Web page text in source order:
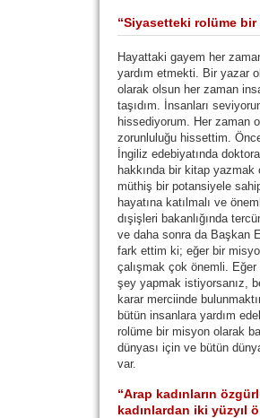
“Siyasetteki rolüme
Hayattaki gayem her
yardım etmekti. Bir yazar
olarak olsun her zaman
taşıdım. İnsanları
hissediyorum. Her zaman
zorunluluğu hissettim.
İngiliz edebiyatında
hakkında bir kitap yazmak
müthiş bir potansiyele
hayatına katılmalı ve
dışişleri bakanlığında
ve daha sonra da Başkan
fark ettim ki; eğer bir
çalışmak çok önemli.
şey yapmak istiyorsanız,
karar merciinde
bütün insanlara yardım
rolüme bir misyon olarak
dünyası için ve bütün
var.
“Arap kadınların
kadınlardan iki yüzyıl